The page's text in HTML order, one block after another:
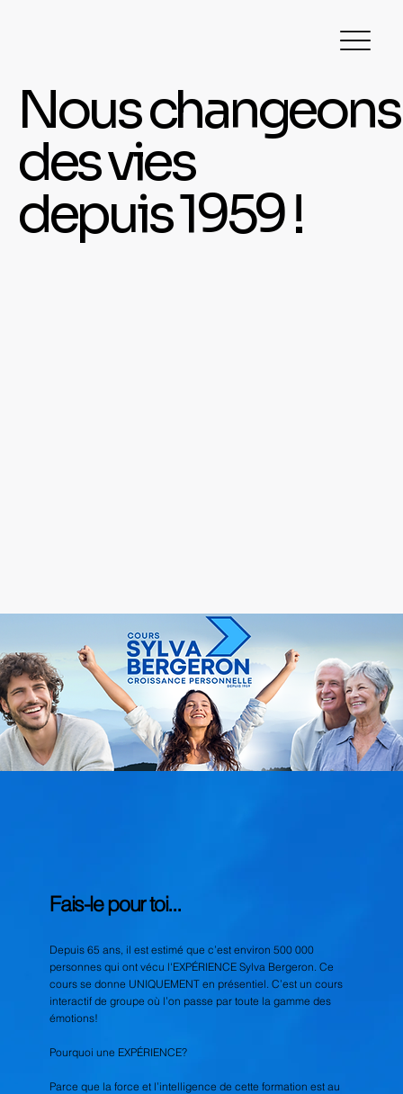
Nous changeons
des vies
depuis 1959 !
Fais-le pour toi...
Depuis 65 ans, il est estimé que c’est environ 500 000
personnes qui ont vécu l'EXPÉRIENCE Sylva Bergeron. Ce
cours se donne UNIQUEMENT en présentiel. C’est un cours
interactif de groupe où l’on passe par toute la gamme des
émotions!
Pourquoi une EXPÉRIENCE?
Parce que la force et l’intelligence de cette formation est au